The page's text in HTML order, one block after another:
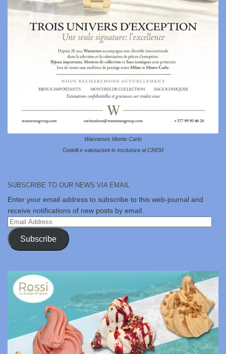
Wannenes Monte Carlo
Gioielli e valutazioni in esclusiva al CREM
SUBSCRIBE TO OUR NEWS VIA EMAIL
Enter your email address to subscribe to this web-journal and
receive notifications of new posts by email.
Email
Address
Subscribe